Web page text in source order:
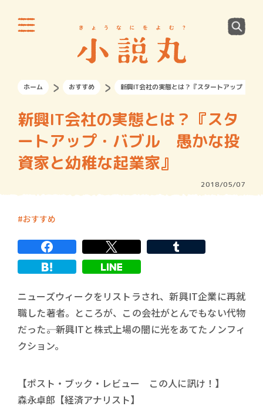
ホーム おすすめ 新興IT会社の実態とは？『スタートアップ・バ
新興IT会社の実態とは？『スタ
ートアップ・バブル 愚かな投
資家と幼稚な起業家』
2018/05/07
おすすめ
ニューズウィークをリストラされ、新興IT企業に再就
職した著者。ところが、この会社がとんでもない代物
だった――。新興ITと株式上場の闇に光をあてたノンフィ
クション。
【ポスト・ブック・レビュー この人に訊け！】
森永卓郎【経済アナリスト】